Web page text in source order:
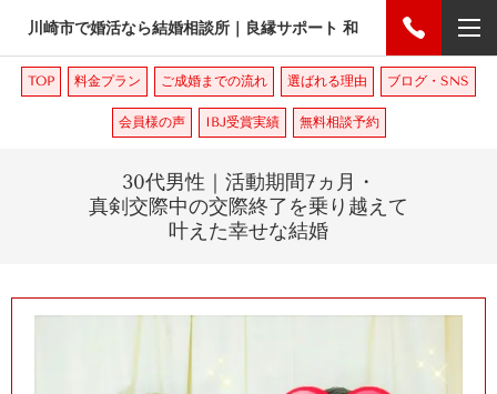
川崎市で婚活なら結婚相談所｜良縁サポート 和
TOP 料金プラン ご成婚までの流れ 選ばれる理由 ブログ・SNS
会員様の声 IBJ受賞実績 無料相談予約
30代男性｜活動期間7 ヵ月・
真剣交際中の交際終了を乗り越えて
叶えた幸せな結婚